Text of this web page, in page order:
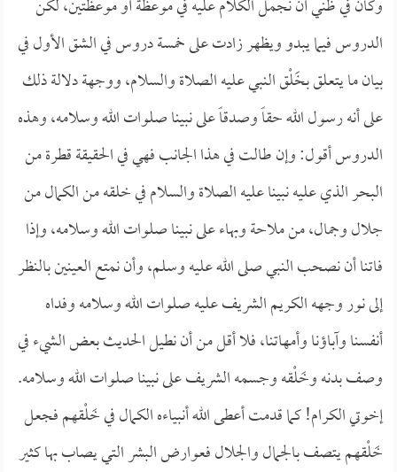
وكان في ظني أن نجمل الكلام عليه في موعظة أو موعظتين، لكن
الدروس فيما يبدو ويظهر زادت على خمسة دروس في الشق الأول في
بيان ما يتعلق بخَلْق النبي عليه الصلاة والسلام، ووجهة دلالة ذلك
على أنه رسول الله حقاً وصدقاً على نبينا صلوات الله وسلامه، وهذه
الدروس أقول: وإن طالت في هذا الجانب فهي في الحقيقة قطرة من
البحر الذي عليه نبينا عليه الصلاة والسلام في خلقه من الكمال من
جلال وجمال، من ملاحة وبهاء على نبينا صلوات الله وسلامه، وإذا
فاتنا أن نصحب النبي صلى الله عليه وسلم، وأن نمتع العينين بالنظر
إلى نور وجهه الكريم الشريف عليه صلوات الله وسلامه وفداه
أنفسنا وآباؤنا وأمهاتنا، فلا أقل من أن نطيل الحديث بعض الشيء في
وصف بدنه وخَلْقه وجسمه الشريف على نبينا صلوات الله وسلامه.
إخوتي الكرام! كما قدمت أعطى الله أنبياءه الكمال في خَلْقهم فجعل
خَلْقهم يتصف بالجمال والجلال فعوارض البشر التي يصاب بها كثير